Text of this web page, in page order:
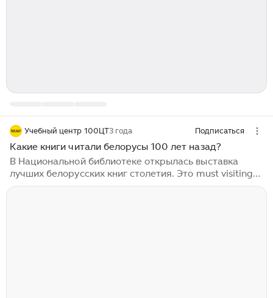
Учебный центр 100ЦТ3 года Подписаться
Какие книги читали белорусы 100 лет назад?
В Национальной библиотеке открылась выставка
лучших белорусских книг столетия. Это must visiting
для каждого школьника! На ней можно познакомиться